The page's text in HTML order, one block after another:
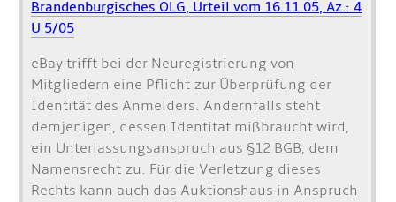
Brandenburgisches OLG, Urteil vom 16.11.05, Az.: 4
U 5/05
eBay trifft bei der Neuregistrierung von
Mitgliedern eine Pflicht zur Überprüfung der
Identität des Anmelders. Andernfalls steht
demjenigen, dessen Identität mißbraucht wird,
ein Unterlassungsanspruch aus §12 BGB, dem
Namensrecht zu. Für die Verletzung dieses
Rechts kann auch das Auktionshaus in Anspruch